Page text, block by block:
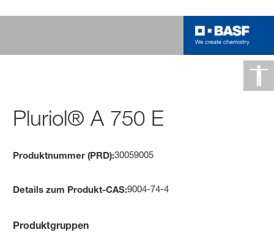
Pluriol® A 750 E
Produktnummer (PRD):30059005
Details zum Produkt-CAS:9004-74-4
Produktgruppen